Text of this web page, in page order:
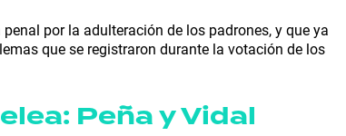
por la adulteración de los padrones, y que ya
que se registraron durante la votación de los
Peña y Vidal